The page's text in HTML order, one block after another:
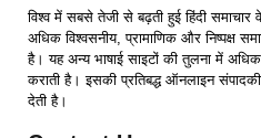
विश्व में सबसे तेजी से बढ़ती हुई हिंदी समाचार
अधिक विश्वसनीय, प्रामाणिक और निष्पक्ष
है। यह अन्य भाषाई साइटों की तुलना में अधिक
कराती है। इसकी प्रतिबद्ध ऑनलाइन
देती है।